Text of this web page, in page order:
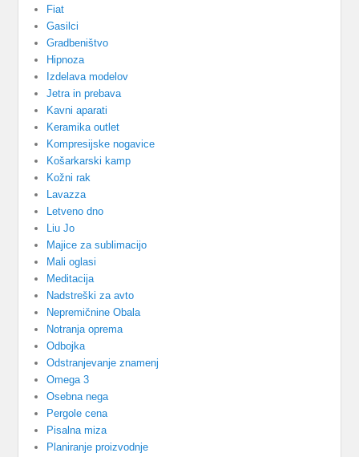
Fiat
Gasilci
Gradbeništvo
Hipnoza
Izdelava modelov
Jetra in prebava
Kavni aparati
Keramika outlet
Kompresijske nogavice
Košarkarski kamp
Kožni rak
Lavazza
Letveno dno
Liu Jo
Majice za sublimacijo
Mali oglasi
Meditacija
Nadstreški za avto
Nepremičnine Obala
Notranja oprema
Odbojka
Odstranjevanje znamenj
Omega 3
Osebna nega
Pergole cena
Pisalna miza
Planiranje proizvodnje